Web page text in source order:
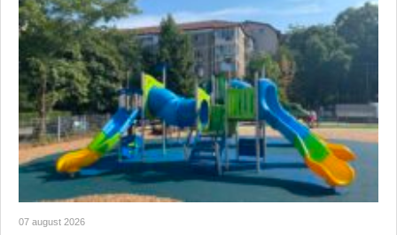
07 august 2026